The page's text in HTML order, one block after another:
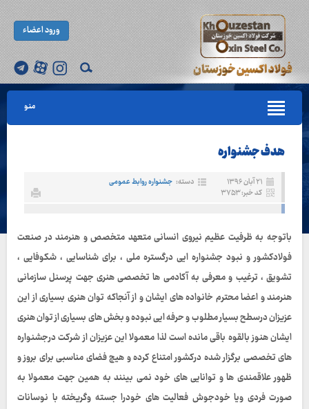
ورود اعضاء
منو
هدف جشنواره
۲۱ آبان ۱۳۹۶ دسته: جشنواره روابط عمومی
کد خبر: ۳۷۵۳
باتوجه به ظرفیت عظیم نیروی انسانی متعهد متخصص و هنرمند در صنعت
فولادکشور و نبود جشنواره ایی درگستره ملی ، برای شناسایی ، شکوفایی ،
تشویق ، ترغیب و معرفی به آکادمی ها تخصصی هنری جهت پرسنل سازمانی
هنرمند و اعضا محترم خانواده های ایشان و از آنجاکه توان هنری بسیاری از این
عزیزان درسطح بسیار مطلوب و حرفه ایی نبوده و بخش های بسیاری از توان هنری
ایشان هنوز بالقوه باقی مانده است لذا معمولا این عزیزان از شرکت درجشنواره
های تخصصی برگزار شده درکشور امتناع کرده و هیچ فضای مناسبی برای بروز و
ظهور علاقمندی ها و توانایی های خود نمی بینند به همین جهت معمولا به
صورت فردی ویا خودجوش فعالیت های خودرا جسته وگریخته با نوسانات